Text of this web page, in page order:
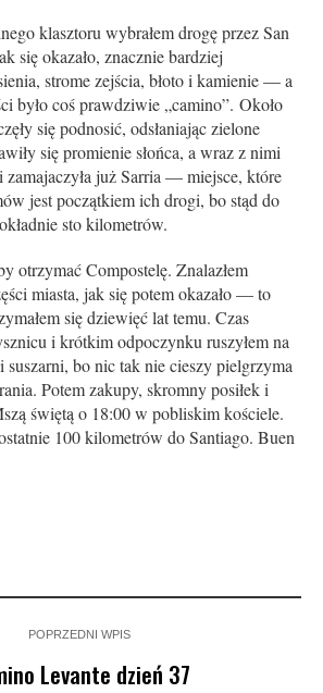
klasztoru wybrałem drogę przez San
się okazało, znacznie bardziej
strome zejścia, błoto i kamienie — a
było coś prawdziwie „camino”. Około
się podnosić, odsłaniając zielone
się promienie słońca, a wraz z nimi
już Sarria — miejsce, które
jest początkiem ich drogi, bo stąd do
sto kilometrów.
otrzymać Compostelę. Znalazłem
miasta, jak się potem okazało — to
się dziewięć lat temu. Czas
i krótkim odpoczynku ruszyłem na
bo nic tak nie cieszy pielgrzyma
Potem zakupy, skromny posiłek i
świętą o 18:00 w pobliskim kościele.
100 kilometrów do Santiago. Buen
POPRZEDNI WPIS
Levante dzień 37